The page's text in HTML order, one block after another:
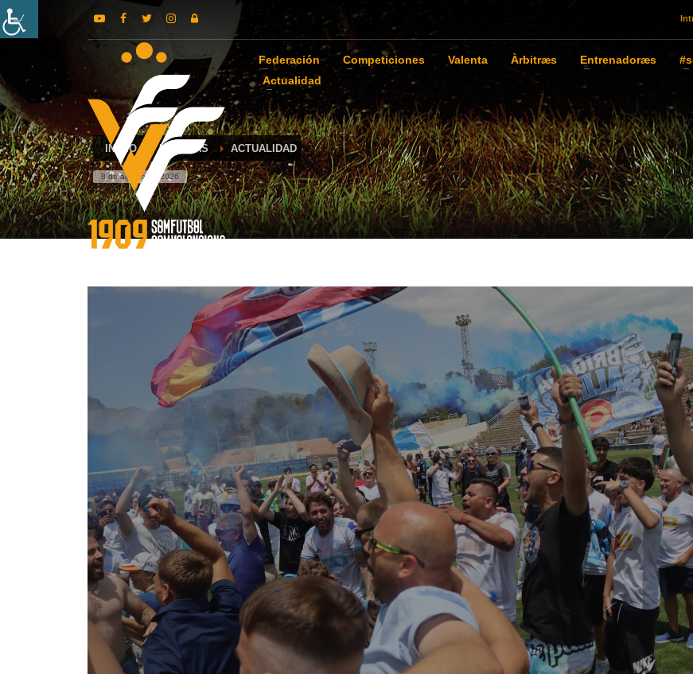
Federación Competiciones Valenta Àrbitræs Entrenadoræs
Actualidad
INICIO NOTICIAS ACTUALIDAD
8 de agosto de 2026